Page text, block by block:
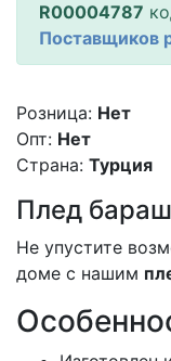
R00004787
Поставщиков
Розница: Нет
Опт: Нет
Страна: Турция
Плед
Не упустите
доме с нашим